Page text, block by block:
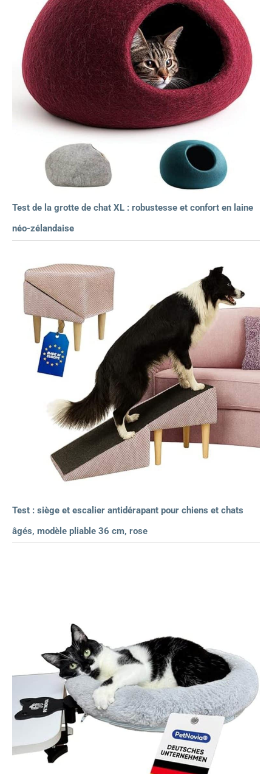
Test de la grotte de chat XL : robustesse et confort en laine
néo-zélandaise
Test : siège et escalier antidérapant pour chiens et chats
âgés, modèle pliable 36 cm, rose